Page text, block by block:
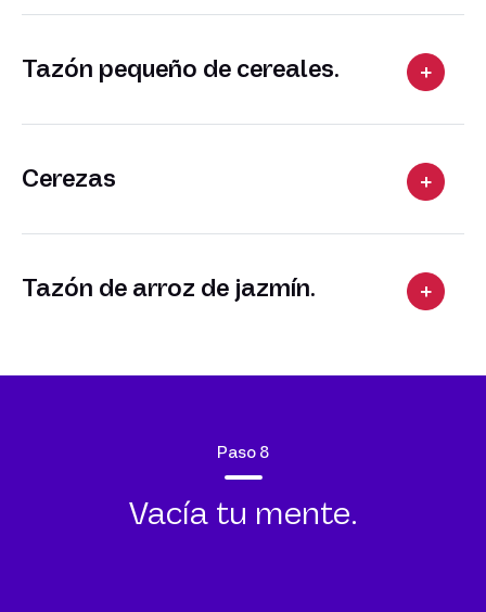
Tazón pequeño de cereales.
Cerezas
Tazón de arroz de jazmín.
Paso 8
Vacía tu mente.